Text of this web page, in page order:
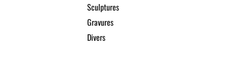
Sculptures
Gravures
Divers